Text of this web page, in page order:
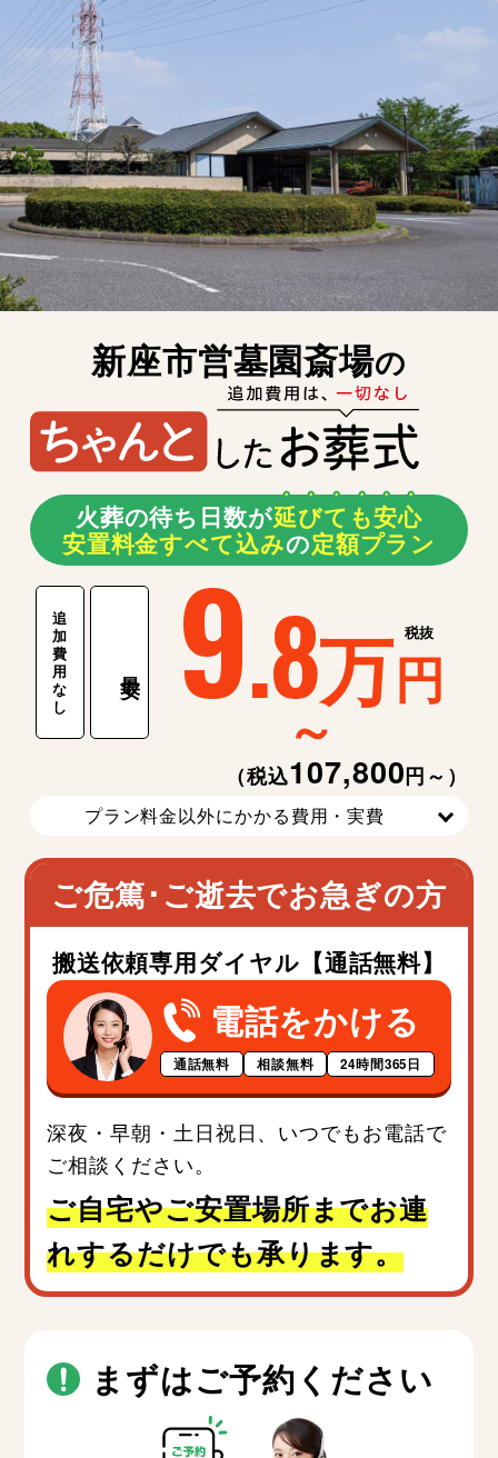
新座市営墓園斎場の
火葬の待ち日数が延びて も安心
安置料金すべて込みの定額プラン
追
加
費
用
な
し
9.8万円
税抜
～
（税込107,800円～）
プラン料金以外にかかる費用・実費
ご危篤･ご逝去でお急ぎの方
搬送依頼専用ダイヤル【通話無料】
電話をかける
通話無料 相談無料 24時間365日
深夜・早朝・土日祝日、いつでもお電話で
ご相談ください。
ご自宅やご安置場所までお連
れするだけでも承ります。
まずはご予約ください